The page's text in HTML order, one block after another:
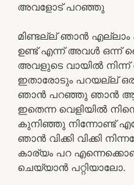
അവളോട്‌ പറഞ്ഞു
മിണ്ടല്ല് ഞാൻ
ഉണ്ട് എന്ന് അവൾ ഒന്ന്
അവളുടെ വായിൽ നിന്ന്
ഇതാരോടും പറയല്ല്
ഞാൻ പറഞ്ഞു ഞാൻ
ഇതെന്ന വെളിയിൽ
കുനിഞ്ഞു നിന്നോണ്ട്
ഞാൻ വിക്കി വിക്കി
കാര്യം പറ
ചെയ്യാൻ പറ്റിയാലോ.